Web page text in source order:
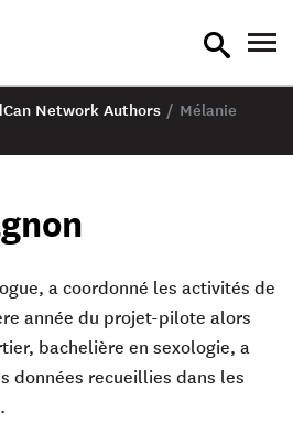
toggle
Network Authors / Mélanie
a coordonné les activités de
année du projet-pilote alors
bachelière en sexologie, a
données recueillies dans les